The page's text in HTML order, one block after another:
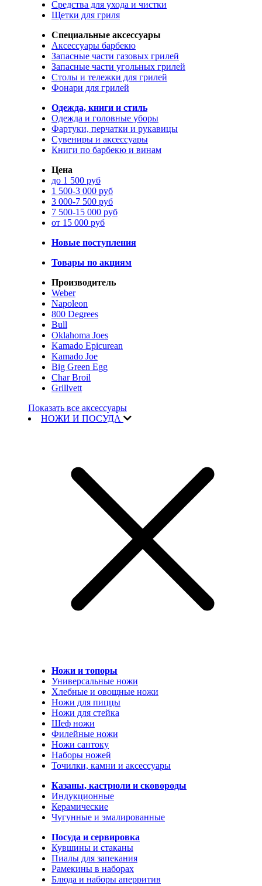
Средства для ухода и чистки
Щетки для гриля
Специальные аксессуары
Аксессуары барбекю
Запасные части газовых грилей
Запасные части угольных грилей
Столы и тележки для грилей
Фонари для грилей
Одежда, книги и стиль
Одежда и головные уборы
Фартуки, перчатки и рукавицы
Сувениры и аксессуары
Книги по барбекю и винам
Цена
до 1 500 руб
1 500-3 000 руб
3 000-7 500 руб
7 500-15 000 руб
от 15 000 руб
Новые поступления
Товары по акциям
Производитель
Weber
Napoleon
800 Degrees
Bull
Oklahoma Joes
Kamado Epicurean
Kamado Joe
Big Green Egg
Char Broil
Grillvett
Показать все аксессуары
НОЖИ И ПОСУДА
Ножи и топоры
Универсальные ножи
Хлебные и овощные ножи
Ножи для пиццы
Ножи для стейка
Шеф ножи
Филейные ножи
Ножи сантоку
Наборы ножей
Точилки, камни и аксессуары
Казаны, кастрюли и сковороды
Индукционные
Керамические
Чугунные и эмалированные
Посуда и сервировка
Кувшины и стаканы
Пиалы для запекания
Рамекины в наборах
Блюда и наборы аперритив